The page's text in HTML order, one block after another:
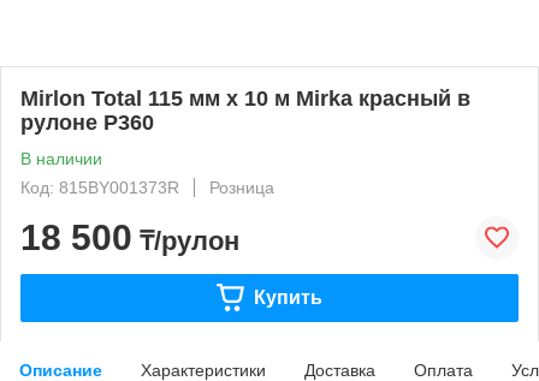
Mirlon Total 115 мм x 10 м Mirka красный в
рулоне P360
В наличии
Код: 815BY001373R
Розница
18 500 ₸/рулон
Купить
Описание Характеристики Доставка Оплата